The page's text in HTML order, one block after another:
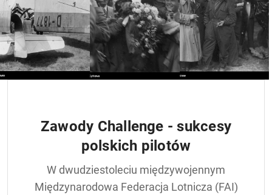
Zawody Challenge - sukcesy
polskich pilotów
W dwudziestoleciu międzywojennym
Międzynarodowa Federacja Lotnicza (FAI)